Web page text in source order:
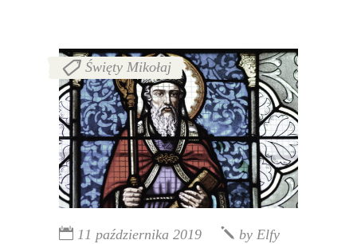
Święty Mikołaj
11 października 2019 by Elfy